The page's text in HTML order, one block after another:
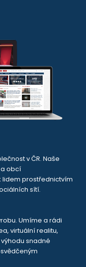
v ČR. Naše
obcí
lidem prostřednictvím
sítí.
Umíme a rádi
virtuální realitu,
snadné